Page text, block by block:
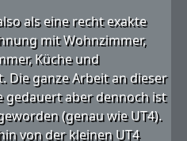
als eine recht exakte
mit Wohnzimmer,
Küche und
Die ganze Arbeit an dieser
gedauert aber dennoch ist
(genau wie UT4).
von der kleinen UT4